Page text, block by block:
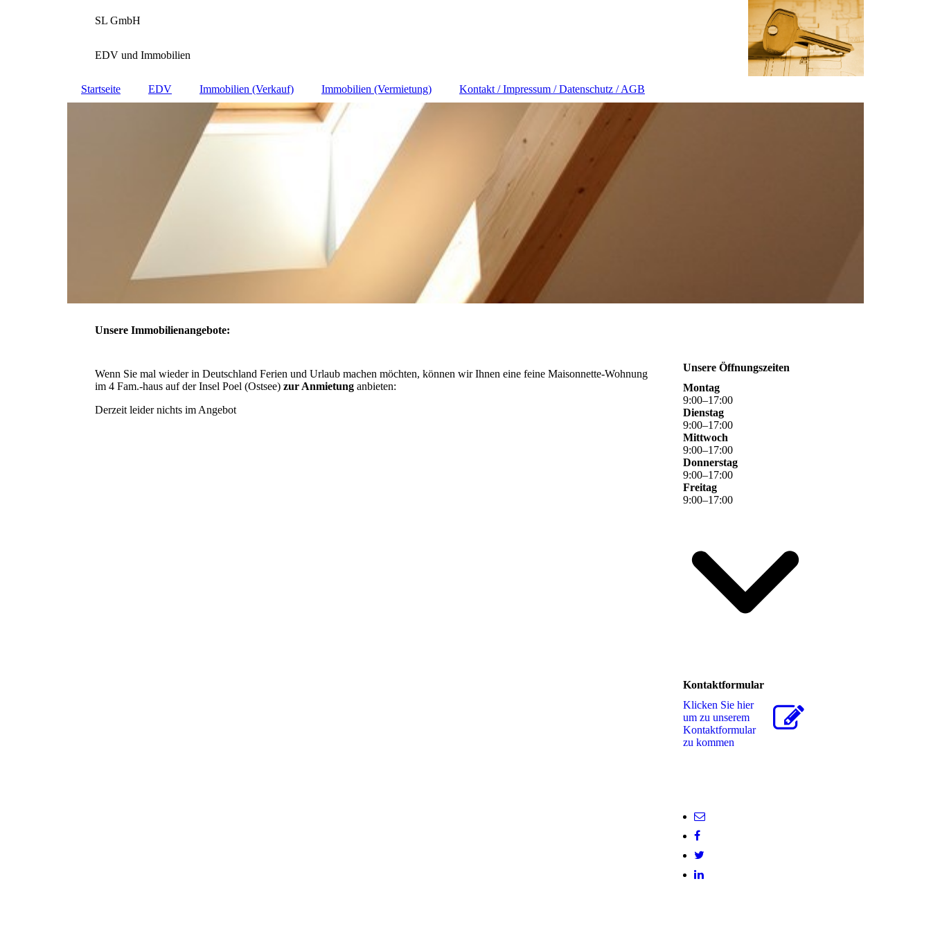
SL GmbH
EDV und Immobilien
Startseite EDV Immobilien (Verkauf) Immobilien (Vermietung) Kontakt / Impressum / Datenschutz / AGB
Unsere Immobilienangebote:
Wenn Sie mal wieder in Deutschland Ferien und Urlaub machen möchten, können wir Ihnen eine feine Maisonnette-Wohnung
im 4 Fam.-haus auf der Insel Poel (Ostsee) zur Anmietung anbieten:
Derzeit leider nichts im Angebot
Unsere Öffnungszeiten
Montag
9:00–17:00
Dienstag
9:00–17:00
Mittwoch
9:00–17:00
Donnerstag
9:00–17:00
Freitag
9:00–17:00
Kontaktformular
Klicken Sie hier
um zu unserem
Kon­takt­for­mu­lar
zu kommen